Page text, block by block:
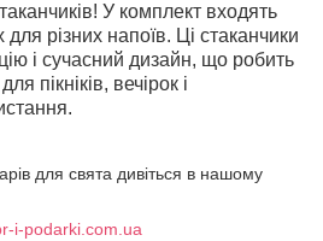
У комплект входять
для різних напоїв. Ці стаканчики
і сучасний дизайн, що робить
пікніків, вечірок і
для свята дивіться в нашому
i-podarki.com.ua